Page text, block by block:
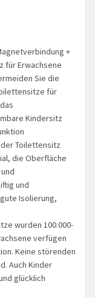
+
für Erwachsene
Sie die
für
Kindersitz
Toilettensitz
die Oberfläche
und
Isolierung,
wurden 100.000-
verfügen
Keine störenden
Auch Kinder
glücklich